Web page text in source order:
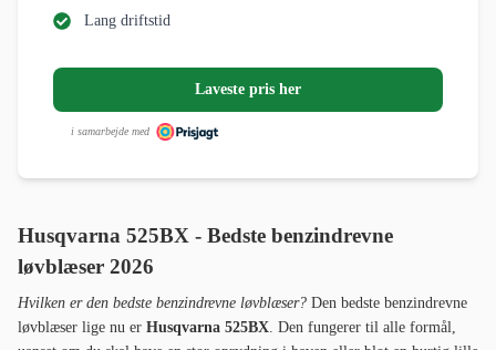
Lang driftstid
Laveste pris her
i samarbejde med
Husqvarna 525BX - Bedste benzindrevne
løvblæser 2026
Hvilken er den bedste benzindrevne løvblæser? Den bedste benzindrevne
løvblæser lige nu er Husqvarna 525BX. Den fungerer til alle formål,